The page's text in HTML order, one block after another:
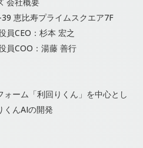
恵⽐寿プライムスクエア7F
員CEO：杉本 宏之
員COO：湯藤 善⾏
ーム「利回りくん」を中⼼とし
くんAIの開発